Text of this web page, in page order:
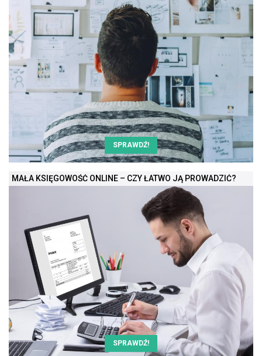
SPRAWDŹ!
MAŁA KSIĘGOWOŚĆ ONLINE – CZY ŁATWO JĄ PROWADZIĆ?
SPRAWDŹ!